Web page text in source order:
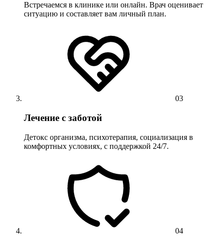
Встречаемся в клинике или онлайн. Врач оценивает
ситуацию и составляет вам личный план.
03
Лечение с заботой
Детокс организма, психотерапия, социализация в
комфортных условиях, с поддержкой 24/7.
04